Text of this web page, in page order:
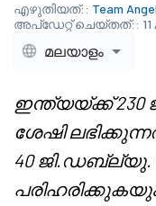
എഴുതിയത്:: Team
അപ്‌ഡേറ്റ് ചെയ്തത്::
മലയാളം
ഇന്ത്യയ്ക്ക്
ശേഷി
40 ജി.ഡബ്ല്യു.